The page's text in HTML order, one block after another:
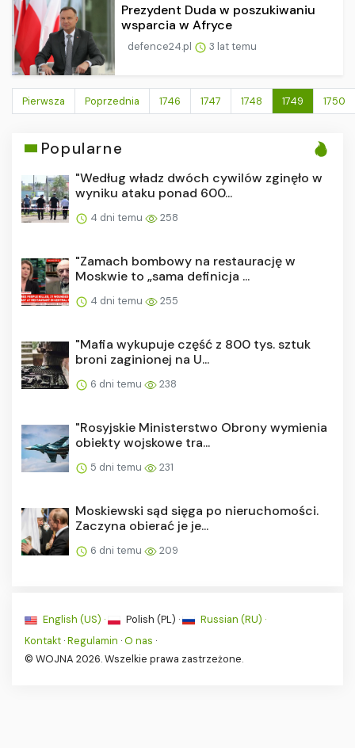
Prezydent Duda w poszukiwaniu
wsparcia w Afryce
defence24.pl 3 lat temu
Pierwsza Poprzednia 1746 1747 1748 1749 1750
Popularne
"Według władz dwóch cywilów zginęło w
wyniku ataku ponad 600...
4 dni temu 258
"Zamach bombowy na restaurację w
Moskwie to „sama definicja ...
4 dni temu 255
"Mafia wykupuje część z 800 tys. sztuk
broni zaginionej na U...
6 dni temu 238
"Rosyjskie Ministerstwo Obrony wymienia
obiekty wojskowe tra...
5 dni temu 231
Moskiewski sąd sięga po nieruchomości.
Zaczyna obierać je je...
6 dni temu 209
English (US) · Polish (PL) ·
Russian (RU) ·
Kontakt ·Regulamin ·O nas ·
© WOJNA 2026. Wszelkie prawa zastrzeżone.